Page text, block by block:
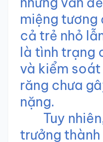
miệng tương
cả trẻ nhỏ
là tình trạng
và kiểm
răng chưa
nặng.
Tuy
trưởng